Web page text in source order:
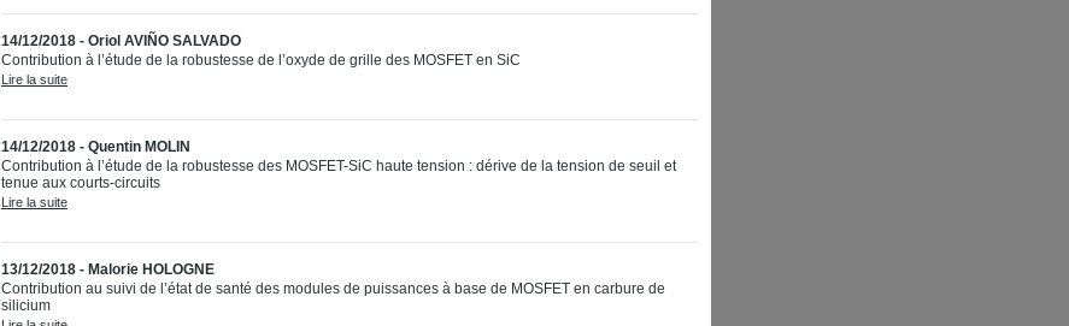
14/12/2018 - Oriol AVIÑO SALVADO
Contribution à l’étude de la robustesse de l’oxyde de grille des MOSFET en SiC
Lire la suite
14/12/2018 - Quentin MOLIN
Contribution à l’étude de la robustesse des MOSFET-SiC haute tension : dérive de la tension de seuil et
tenue aux courts-circuits​
Lire la suite
13/12/2018 - Malorie HOLOGNE
Contribution au suivi de l’état de santé des modules de puissances à base de MOSFET en carbure de
silicium